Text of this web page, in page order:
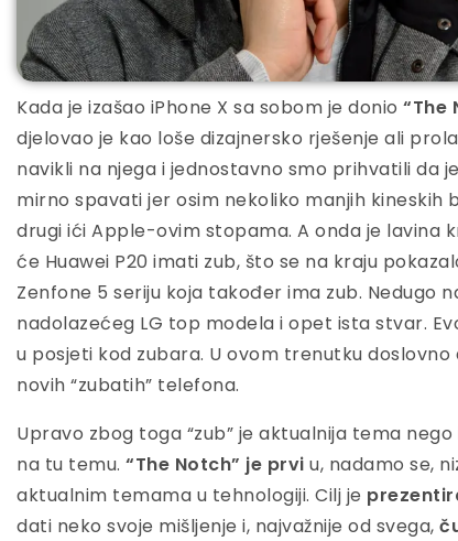
Kada je izašao iPhone X sa sobom je donio “The
djelovao je kao loše dizajnersko rješenje ali
navikli na njega i jednostavno smo prihvatili da
mirno spavati jer osim nekoliko manjih kineskih
drugi ići Apple-ovim stopama. A onda je lavina
će Huawei P20 imati zub, što se na kraju
Zenfone 5 seriju koja također ima zub. Nedugo
nadolazećeg LG top modela i opet ista stvar.
u posjeti kod zubara. U ovom trenutku
novih “zubatih” telefona.
Upravo zbog toga “zub” je aktualnija tema
na tu temu. “The Notch” je prvi u, nadamo se,
aktualnim temama u tehnologiji. Cilj je
dati neko svoje mišljenje i, najvažnije od svega,